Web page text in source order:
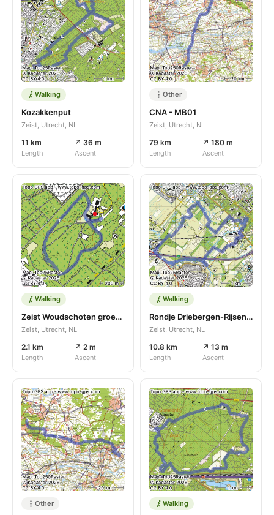
Walking
Kozakkenput
Zeist, Utrecht, NL
11 km
Length
↗ 36 m
Ascent
Other
CNA - MB01
Zeist, Utrecht, NL
79 km
Length
↗ 180 m
Ascent
Walking
Zeist Woudschoten groene route
Zeist, Utrecht, NL
2.1 km
Length
↗ 2 m
Ascent
Walking
Rondje Driebergen-Rijsenburg - Bunnik
Zeist, Utrecht, NL
10.8 km
Length
↗ 13 m
Ascent
Other Walking